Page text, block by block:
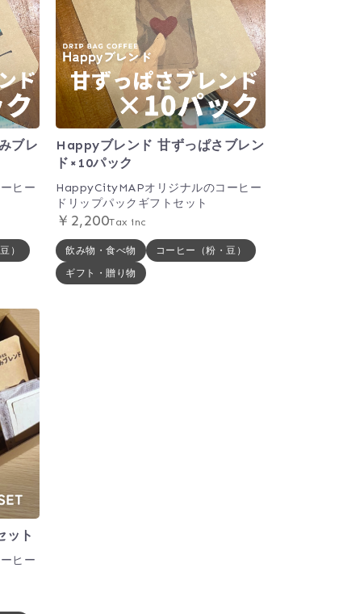
ブレ
ヒー
）
Happyブレンド 甘ずっぱさブレン
ド×10パック
HappyCityMAPオリジナルのコーヒー
ドリップパックギフトセット
￥2,200Tax inc
飲み物・食べ物
コーヒー（粉・豆）
ギフト・贈り物
ット
ヒー